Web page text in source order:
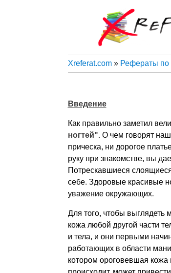
Xreferat.com» Рефераты по
Введение
Как правильно заметил
ногтей".О чем говорят
прическа, ни дорогое
руку при знакомстве, вы
Потрескавшиеся
себе. Здоровые красивые
уважение окружающих.
Для того, чтобы
кожа любой другой части
и тела, и они первыми
работающих в области
котором ороговевшая кожа